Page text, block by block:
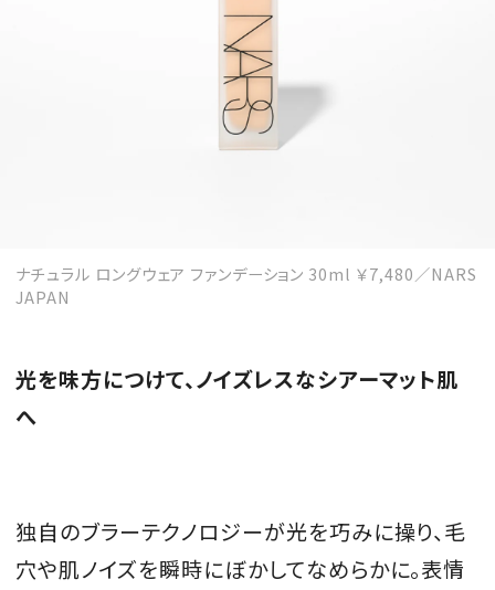
ナチュラル ロングウェア ファンデーション 30ml ￥7,480／NARS
JAPAN
光を味方につけて、ノイズレスなシアーマット肌
へ
独自のブラーテクノロジーが光を巧みに操り、毛
穴や肌ノイズを瞬時にぼかしてなめらかに。表情